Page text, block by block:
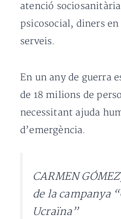
atenció
psicosocial, diners
serveis.
En un any de guerra
de 18 milions de
necessitant ajuda
d’emergència.
CARMEN
de la campanya
Ucraïna”